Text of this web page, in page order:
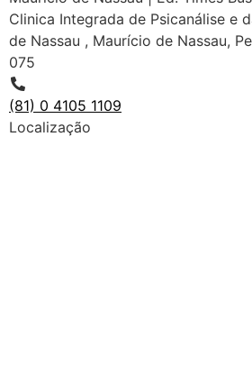
Clinica Integrada de Psicanálise e
de Nassau , Maurício de Nassau,
075
(81) 0 4105 1109
Localização